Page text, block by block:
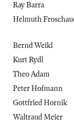
Ray Barra
Helmuth
Bernd Weikl
Kurt Rydl
Theo Adam
Peter Hofmann
Gottfried Hornik
Waltraud Meier